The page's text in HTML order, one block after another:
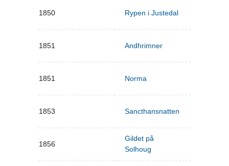
1850 Rypen i Justedal
1851 Andhrimner
1851 Norma
1853 Sancthansnatten
1856
Gildet på
Solhoug